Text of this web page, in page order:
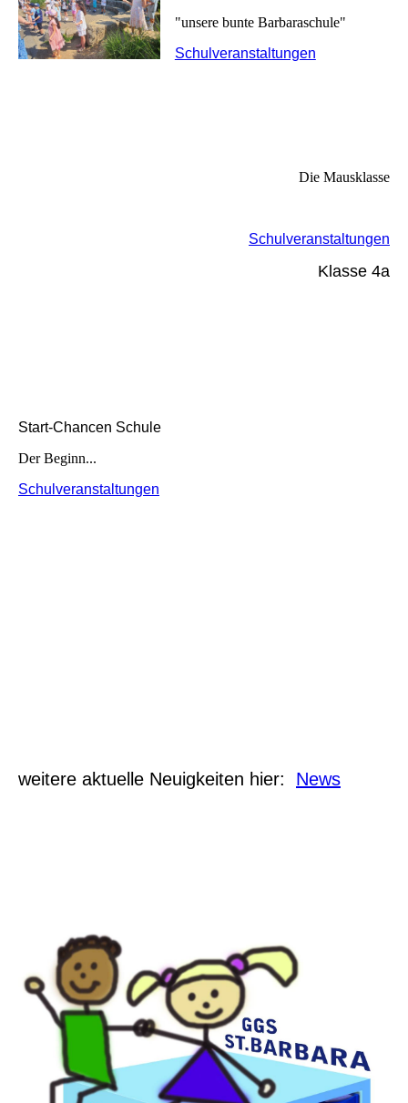
"unsere bunte Barbaraschule"
Schulveranstaltungen
Die Mausklasse
Schulveranstaltungen
Klasse 4a
Start-Chancen Schule
Der Beginn...
Schulveranstaltungen
weitere aktuelle Neuigkeiten hier: News